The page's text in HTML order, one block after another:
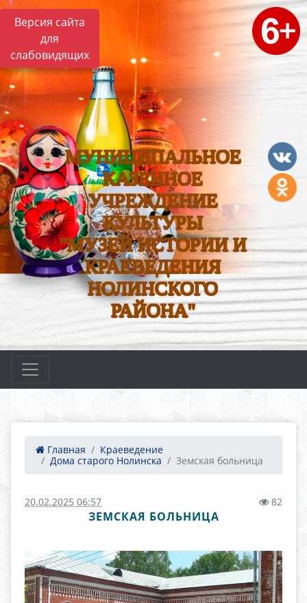
Версия сайта
для
слабовидящих
МУНИЦИПАЛЬНОЕ
КАЗЕННОЕ
УЧРЕЖДЕНИЕ
КУЛЬТУРЫ
"МУЗЕЙ ИСТОРИИ И
КРАЕВЕДЕНИЯ
НОЛИНСКОГО
РАЙОНА"
Главная
Краеведение
Дома старого Нолинска
Земская больница
20.02.2025 06:57 82
ЗЕМСКАЯ БОЛЬНИЦА